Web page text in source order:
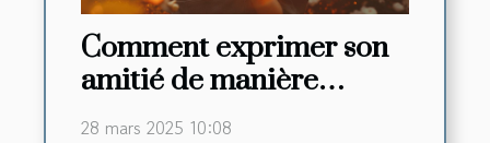
Comment exprimer son
amitié de manière
créative et touchante
28 mars 2025 10:08